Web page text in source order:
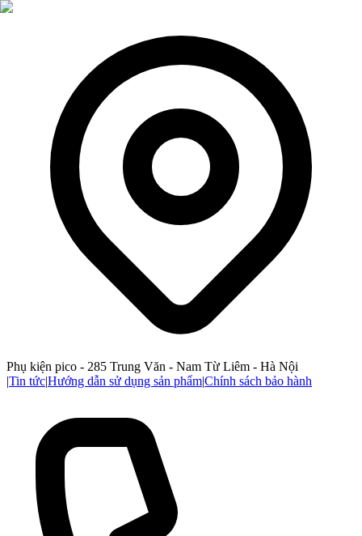
Phụ kiện pico - 285 Trung Văn - Nam Từ Liêm - Hà Nội
|Tin tức|Hướng dẫn sử dụng sản phẩm|Chính sách bảo hành